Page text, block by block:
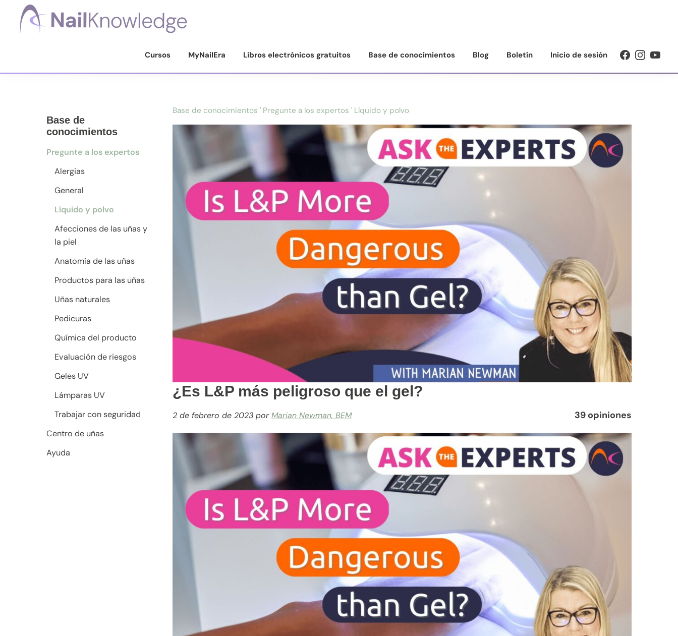
Saltar
Saltar
contenido
Saltar
Cursos MyNailEra Libros electrónicos gratuitos Base de conocimientos Blog Boletín Inicio de sesión
Base de
conocimientos
Pregunte a los expertos
Alergias
General
Líquido y polvo
Afecciones de las uñas y
la piel
Anatomía de las uñas
Productos para las uñas
Uñas naturales
Pedicuras
Química del producto
Evaluación de riesgos
Geles UV
Lámparas UV
Trabajar con seguridad
Centro de uñas
Ayuda
Base de conocimientos ' Pregunte a los expertos ' Líquido y polvo
¿Es L&P más peligroso que el gel?
2 de febrero de 2023 porMarian Newman, BEM 39 opiniones